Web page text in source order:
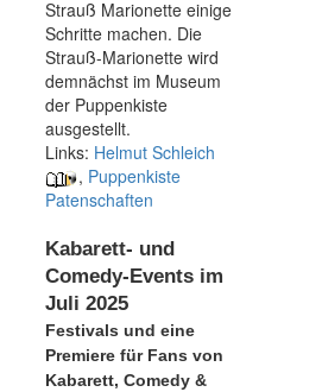
Strauß Marionette einige
Schritte machen. Die
Strauß-Marionette wird
demnächst im Museum
der Puppenkiste
ausgestellt.
Links: Helmut Schleich
, Puppenkiste
Patenschaften
Kabarett- und
Comedy-Events im
Juli 2025
Festivals und eine
Premiere für Fans von
Kabarett, Comedy &